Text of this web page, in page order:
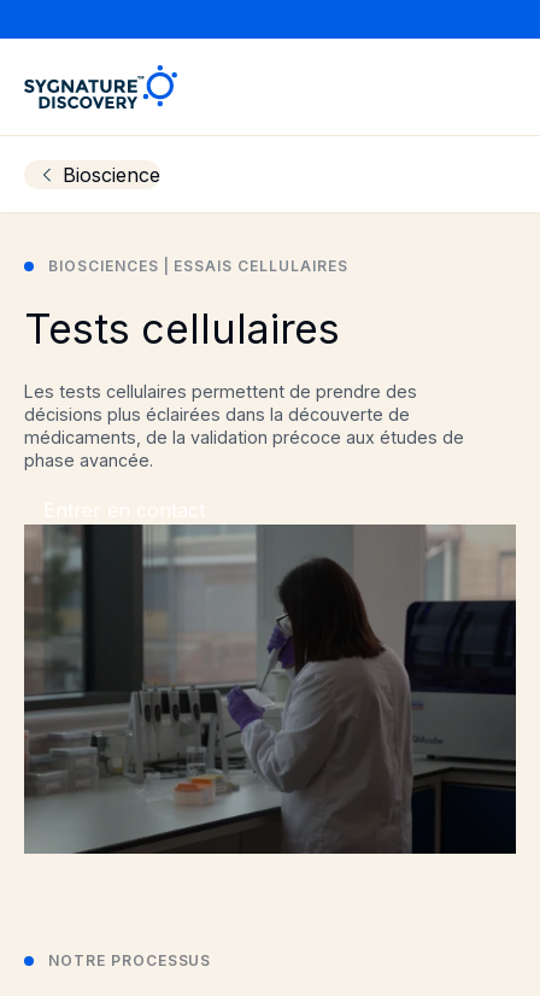
Sygnature
Bioscience
BIOSCIENCES | ESSAIS CELLULAIRES
Tests cellulaires
Les tests cellulaires permettent de prendre des
décisions plus éclairées dans la découverte de
médicaments, de la validation précoce aux études de
phase avancée.
NOTRE PROCESSUS